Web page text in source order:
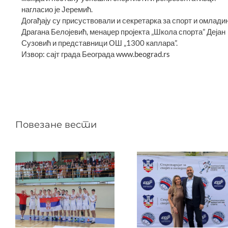
нагласио је Јеремић.
Догађају су присуствовали и секретарка за спорт и
Драгана Белојевић, менаџер пројекта „Школа спорта” Дејан
Сузовић и представници ОШ „1300 каплара”.
Извор: сајт града Београдаwww.beograd.rs
Повезане вести